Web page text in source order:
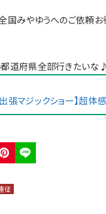
国みやゆうへのご依頼お
道府県全部行きたいな♪
張マジックショー】超体
征